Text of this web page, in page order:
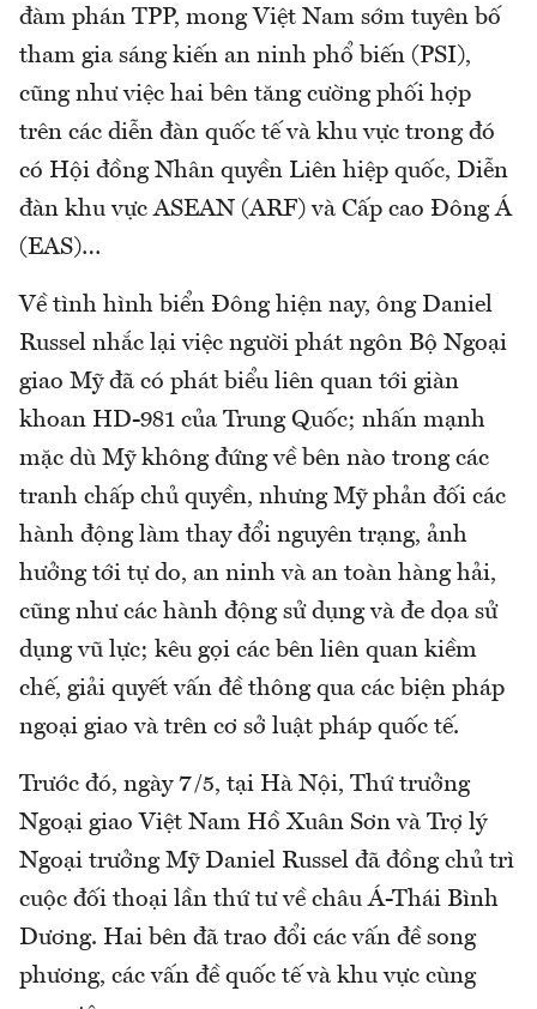
đàm phán TPP, mong Việt Nam sớm tuyên bố
tham gia sáng kiến an ninh phổ biến (PSI),
cũng như việc hai bên tăng cường phối hợp
trên các diễn đàn quốc tế và khu vực trong đó
có Hội đồng Nhân quyền Liên hiệp quốc, Diễn
đàn khu vực ASEAN (ARF) và Cấp cao Đông Á
(EAS)…
Về tình hình biển Đông hiện nay, ông Daniel
Russel nhắc lại việc người phát ngôn Bộ Ngoại
giao Mỹ đã có phát biểu liên quan tới giàn
khoan HD-981 của Trung Quốc; nhấn mạnh
mặc dù Mỹ không đứng về bên nào trong các
tranh chấp chủ quyền, nhưng Mỹ phản đối các
hành động làm thay đổi nguyên trạng, ảnh
hưởng tới tự do, an ninh và an toàn hàng hải,
cũng như các hành động sử dụng và đe dọa sử
dụng vũ lực; kêu gọi các bên liên quan kiềm
chế, giải quyết vấn đề thông qua các biện pháp
ngoại giao và trên cơ sở luật pháp quốc tế.
Trước đó, ngày 7/5, tại Hà Nội, Thứ trưởng
Ngoại giao Việt Nam Hồ Xuân Sơn và Trợ lý
Ngoại trưởng Mỹ Daniel Russel đã đồng chủ trì
cuộc đối thoại lần thứ tư về châu Á-Thái Bình
Dương. Hai bên đã trao đổi các vấn đề song
phương, các vấn đề quốc tế và khu vực cùng